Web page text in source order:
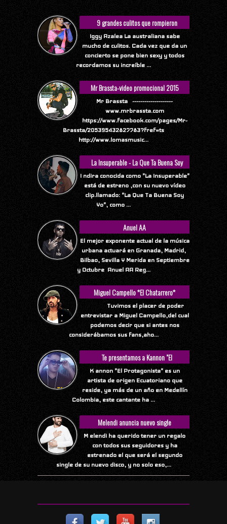
9 grandes culitos que rompieron
Internet
Iggy Azalea La australiana sabe
mucho de culitos. Cada vez que da un
concierto se pone bien sexy y todos
recordamos su increíble ...
Mr Brassta-video promocional 2015
Mr Brassta --------------------
www.mrbrassta.com
https://www.facebook.com/pages/Mr-
Brassta/205395432827783?fref=ts
http://www.lomasmusic...
La Insuperable - La Que Ta Buena Soy
Yo
I ndira conocida como "La Insuperable"
está de estreno ,con su nuevo vídeo
clip.llamado: "La Que Ta Buena Soy
Yo", como ...
Anuel AA
El mejor exponente actual de la música
urbana actuará en Granada, Madrid,
Bilbao, Sevilla Y Merida en Septiembre
y Octubre Anuel AA Reg...
Miguel Campello *El Chatarrero*
Tuvimos el placer de poder
entrevistar a Miguel Campello,del cual
podemos decir que si antes nos
considerábamos sus fans,aho...
Te presentamos a Kannon "El
Protagonista"
K annon "El Protagonista" es un
artista de origen Ecuatoriano que
reside, ya más de un año en Medellín
Colombia, este cantante ha ...
Melendi anuncia nuevo single
M elendi ha querido tener un regalo
con todos sus seguidores y ha
estrenado el que será el segundo
single de su nuevo disco, y no solo eso,...